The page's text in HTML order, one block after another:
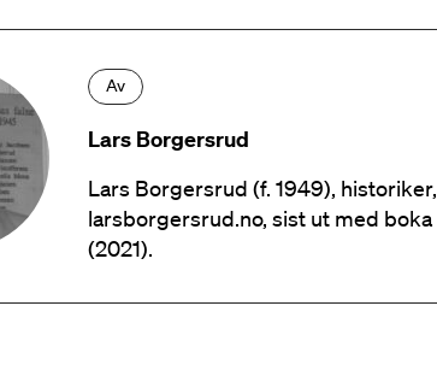
Av
Lars Borgersrud
Lars Borgersrud (f. 1949),
larsborgersrud.no, sist ut med
(2021).